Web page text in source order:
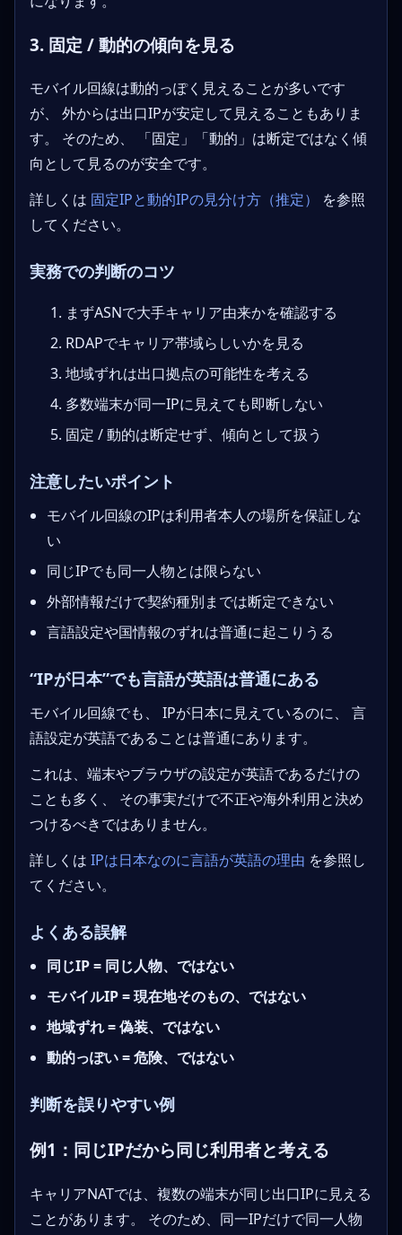
3. 固定 / 動的の傾向を見る
モバイル回線は動的っぽく見えることが多いです
が、 外からは出口IPが安定して見えることもありま
す。 そのため、 「固定」「動的」は断定ではなく傾
向として見るのが安全です。
詳しくは 固定IPと動的IPの見分け方（推定）
を参照
してください。
実務での判断のコツ
まずASNで大手キャリア由来かを確認する
RDAPでキャリア帯域らしいかを見る
地域ずれは出口拠点の可能性を考える
多数端末が同一IPに見えても即断しない
固定 / 動的は断定せず、傾向として扱う
注意したいポイント
モバイル回線のIPは利用者本人の場所を保証しな
い
同じIPでも同一人物とは限らない
外部情報だけで契約種別までは断定できない
言語設定や国情報のずれは普通に起こりうる
“IPが日本”でも言語が英語は普通にある
モバイル回線でも、 IPが日本に見えているのに、 言
語設定が英語であることは普通にあります。
これは、端末やブラウザの設定が英語であるだけの
ことも多く、 その事実だけで不正や海外利用と決め
つけるべきではありません。
詳しくは IPは日本なのに言語が英語の理由 を参照し
てください。
よくある誤解
同じIP = 同じ人物、ではない
モバイルIP = 現在地そのもの、ではない
地域ずれ = 偽装、ではない
動的っぽい = 危険、ではない
判断を誤りやすい例
例1：同じIPだから同じ利用者と考える
キャリアNATでは、複数の端末が同じ出口IPに見える
ことがあります。 そのため、同一IPだけで同一人物